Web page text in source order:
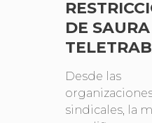
DE
Desde las
sindicales, la